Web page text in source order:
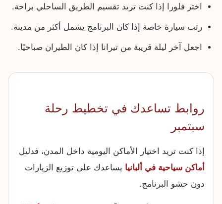
اختر فلورا إذا كنت تريد تقسيم الطريق الساحلي براحة.
رتب سيارة خاصة إذا كان البرنامج يشمل أكثر من مدينة.
اجعل آخر ليلة قريبة من تيرانا إذا كان الطيران صباحيًا.
روابط تساعدك في تخطيط رحلة
سبتمبر
إذا كنت تريد اختيار الأماكن اليومية داخل المدن، فدليل
أماكن سياحية في ألبانيا يساعدك على توزيع الزيارات
دون حشو البرنامج.